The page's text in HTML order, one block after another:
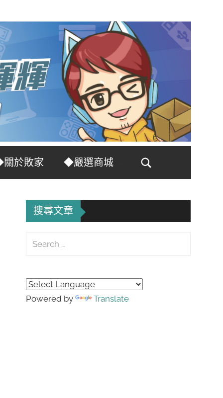
於敗家
◆嚴選商城
Search
搜尋文章
Search
Powered by Translate